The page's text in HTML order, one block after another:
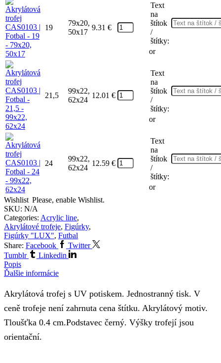
19
79x20,
50x17
9.31 €
Text
na
štítok
/
štítky:
or
21,5
99x22,
62x24
12.01 €
Text
na
štítok
/
štítky:
or
24
99x22,
62x24
12.59 €
Text
na
štítok
/
štítky:
or
Wishlist Please, enable Wishlist.
SKU: N/A
Categories: Acrylic line,
Akrylátové trofeje, Figúrky,
Figúrky "LUX", Futbal
Share: Facebook
Twitter
Tumblr
Linkedin
Popis
Ďalšie informácie
Akrylátová trofej s UV potiskem. Jednostranný tisk. V
ceně trofeje není zahrnuta cena štítku. Akrylátový motiv.
Tloušťka 0.4 cm.Podstavec černý. Výšky trofejí jsou
orientační.